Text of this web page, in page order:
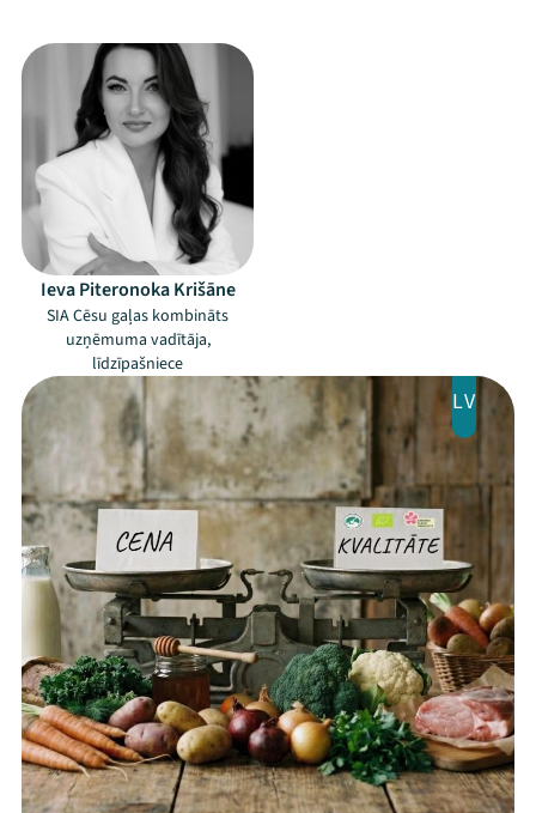
Programma
Arhīvs
Viņi bija LAMPĀ 2026
Kontakti
ThreadsFacebookYoutube
X Instagram
Flick TikTok
Ieva Piteronoka Krišāne
SIA Cēsu gaļas kombināts
uzņēmuma vadītāja,
līdzīpašniece
LV